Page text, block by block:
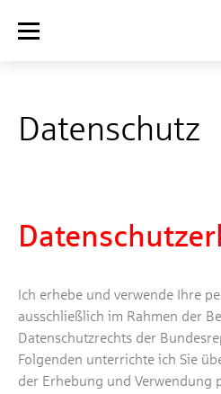
Datenschutz
Ich erhebe und verwende Ihre
ausschließlich im Rahmen der
Datenschutzrechts der
Folgenden unterrichte ich Sie
der Erhebung und Verwendung